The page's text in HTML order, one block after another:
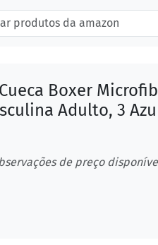
Boxer
Adulto, 3
de preço